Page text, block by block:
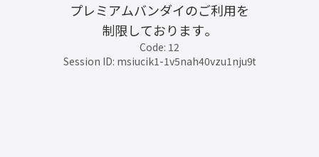
プレミアムバンダイのご利用を
制限しております。
Code: 12
Session ID: msiucik1-1v5nah40vzu1nju9t